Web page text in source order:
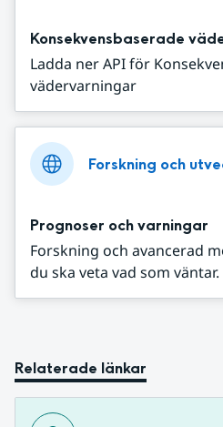
Konsekvensbaserade
Ladda ner API för
vädervarningar
Forskning och
Prognoser och varningar
Forskning och avancerad
du ska veta vad som väntar.
Relaterade länkar